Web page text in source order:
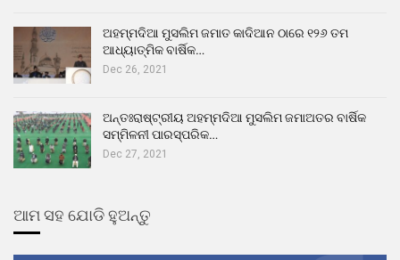
ଅହମ୍ମଦିଆ ମୁସଲିମ ଜମାତ କାଦିଆନ ଠାରେ ୧୨୬ ତମ
ଆଧ୍ୟାତ୍ମିକ ବାର୍ଷିକ…
Dec 26, 2021
ଅନ୍ତଃରାଷ୍ଟ୍ରୀୟ ଅହମ୍ମଦିଆ ମୁସଲିମ ଜମାଅତର ବାର୍ଷିକ
ସମ୍ମିଳନୀ ପାରସ୍ପରିକ…
Dec 27, 2021
ଆମ ସହ ଯୋଡି ହୁଅନ୍ତୁ